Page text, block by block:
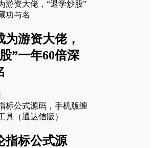
为游资大佬，
”一年60倍深
指标公式源